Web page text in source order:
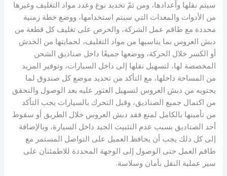
سيتم نقلها وأعدادها، ومن ثمّ تحديد نوع وعدد مواد التغليف وغيرها
من الأدوات والمعدات التي سيتم استخدامها، ووضع خطة زمنية
محددة مع طاقم عمل الشركة، والحرص على تغليف كل قطعة من
دبش العروس بما يناسبها من مواد التغليف، لحمايتها من الخدش
أو الكسر خلال الحركة، ووضعها جميعًا داخل صناديق الشحن
المخصصة لها، لتسهيل نقلها إلى داخل السيارات، وتوفير المزيد
من المساحة داخلها، مع التأكد من تحديد موضع كل صندوق لما
يحتويه من دبش العروس لتسهيل العثور عليه بعد الوصول والتحقق
من اكتمال جميع الصناديق، وقبل التحرك بالسيارات يجب التأكد
من تأمينها بالكامل لمنع فقد دبش العروس خلال الطريق أو سقوط
أحد الصناديق بسبب عدم التثبيت الجيد داخل السيارة، وبالإضافة
إلى كل ذلك يجب أن يحافظ العميل على التواصل المستمر مع
طاقم العمل حتى الوصول إلى الوجهة المحددة للاطمئنان على
سير عملية النقل بأمان وسلاسة.